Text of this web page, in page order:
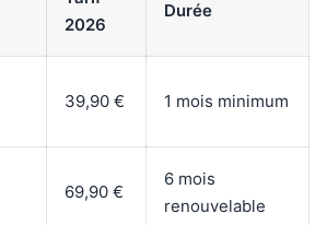
2026
Durée
39,90 € 1 mois minimum
69,90 €
6 mois
renouvelable